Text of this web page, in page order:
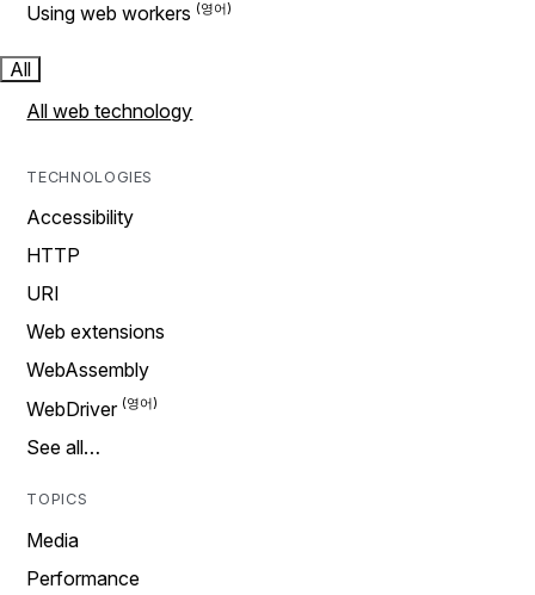
Using web workers
All
All web technology
TECHNOLOGIES
Accessibility
HTTP
URI
Web extensions
WebAssembly
WebDriver
See all…
TOPICS
Media
Performance